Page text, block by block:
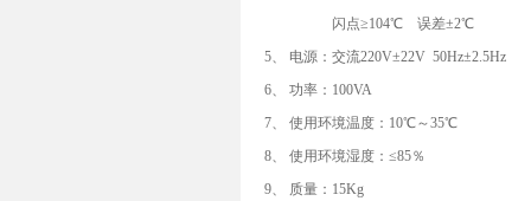
闪点≥104℃ 误差±2℃
5、 电源：交流220V±22V 50Hz±2.5Hz
6、 功率：100VA
7、 使用环境温度：10℃～35℃
8、 使用环境湿度：≤85％
9、 质量：15Kg